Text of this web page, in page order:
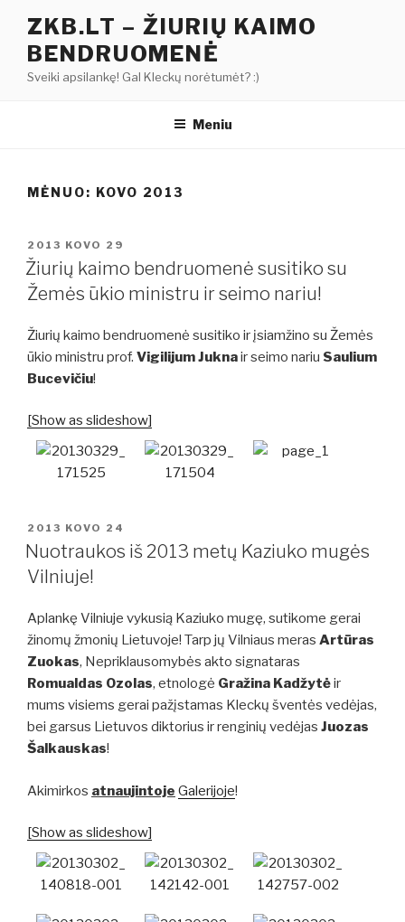
turinio
ZKB.LT – ŽIURIŲ KAIMO
BENDRUOMENĖ
Sveiki apsilankę! Gal Kleckų norėtumėt? :)
Meniu
MĖNUO: KOVO 2013
PASKELBTA
2013 KOVO 29
Žiurių kaimo bendruomenė susitiko su
Žemės ūkio ministru ir seimo nariu!
Žiurių kaimo bendruomenė susitiko ir įsiamžino su Žemės
ūkio ministru prof. Vigilijum Juknair seimo nariu Saulium
Bucevičiu!
[Show as slideshow]
PASKELBTA
2013 KOVO 24
Nuotraukos iš 2013 metų Kaziuko mugės
Vilniuje!
Aplankę Vilniuje vykusią Kaziuko mugę, sutikome gerai
žinomų žmonių Lietuvoje! Tarp jų Vilniaus meras Artūras
Zuokas, Nepriklausomybės akto signataras
Romualdas Ozolas, etnologė Gražina Kadžytėir
mums visiems gerai pažįstamas Kleckų šventės vedėjas,
bei garsus Lietuvos diktorius ir renginių vedėjas Juozas
Šalkauskas!
Akimirkos atnaujintoje Galerijoje!
[Show as slideshow]